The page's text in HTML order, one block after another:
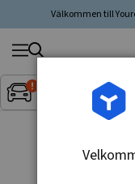
Välkommen till
Inget
Søg
produkt,
producent,